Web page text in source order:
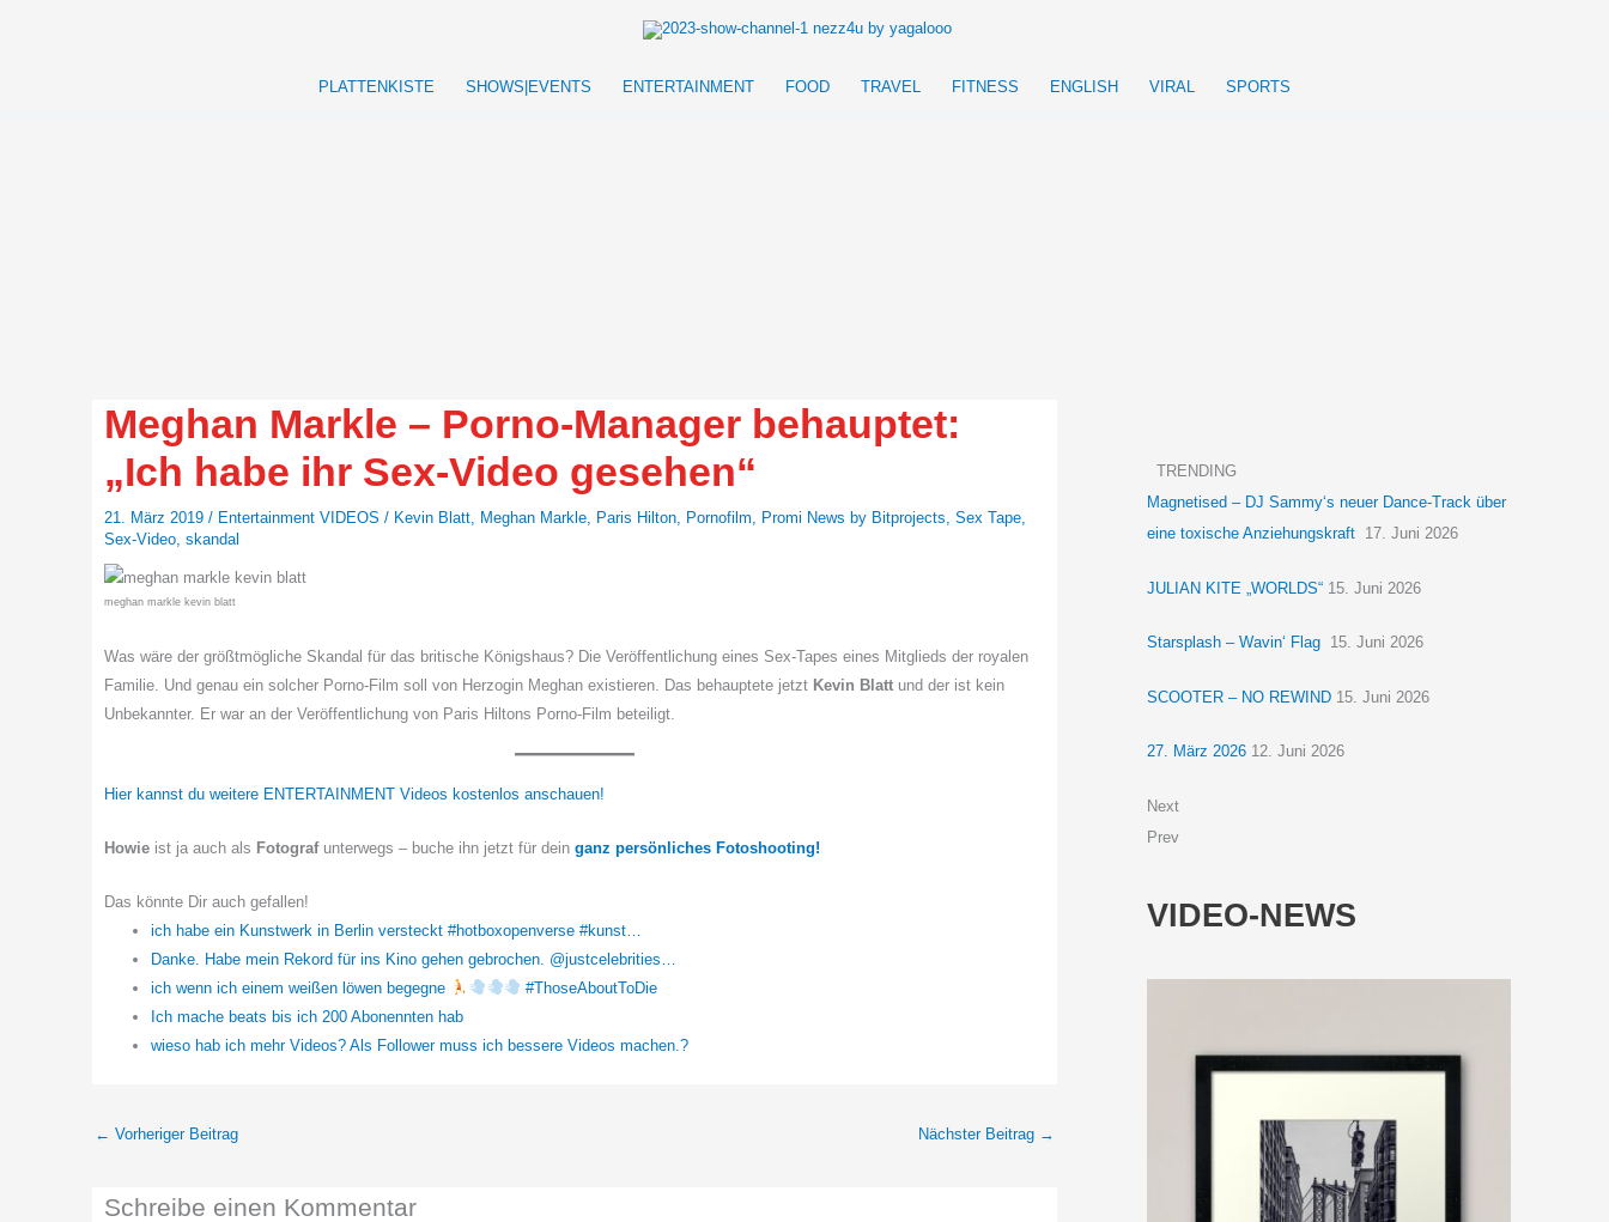
PLATTENKISTE
SHOWS|EVENTS ENTERTAINMENT FOOD TRAVEL FITNESS ENGLISH VIRAL SPORTS
Meghan Markle – Porno-Manager behauptet:
„Ich habe ihr Sex-Video gesehen“
21. März 2019 / Entertainment VIDEOS / Kevin Blatt, Meghan Markle, Paris Hilton, Pornofilm, Promi News by Bitprojects, Sex Tape,
Sex-Video, skandal
meghan markle kevin blatt
Was wäre der größtmögliche Skandal für das britische Königshaus? Die Veröffentlichung eines Sex-Tapes eines Mitglieds der royalen
Familie. Und genau ein solcher Porno-Film soll von Herzogin Meghan existieren. Das behauptete jetzt Kevin Blatt und der ist kein
Unbekannter. Er war an der Veröffentlichung von Paris Hiltons Porno-Film beteiligt.
Hier kannst du weitere ENTERTAINMENT Videos kostenlos anschauen!
Howie ist ja auch als Fotografunterwegs – buche ihn jetzt für dein ganz persönliches Fotoshooting!
Das könnte Dir auch gefallen!
ich habe ein Kunstwerk in Berlin versteckt #hotboxopenverse #kunst…
Danke. Habe mein Rekord für ins Kino gehen gebrochen. @justcelebrities…
ich wenn ich einem weißen löwen begegne
#ThoseAboutToDie
Ich mache beats bis ich 200 Abonennten hab
wieso hab ich mehr Videos? Als Follower muss ich bessere Videos machen.?
← Vorheriger Beitrag Nächster Beitrag →
Schreibe einen Kommentar
TRENDING
Magnetised – DJ Sammy‘s neuer Dance-Track über
eine toxische Anziehungskraft 17. Juni 2026
JULIAN KITE „WORLDS“ 15. Juni 2026
Starsplash – Wavin‘ Flag 15. Juni 2026
SCOOTER – NO REWIND 15. Juni 2026
27. März 2026 12. Juni 2026
Next
Prev
VIDEO-NEWS